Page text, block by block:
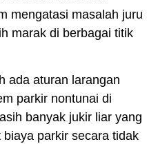
mengatasi masalah juru
marak di berbagai titik
ada aturan larangan
parkir nontunai di
banyak jukir liar yang
parkir secara tidak